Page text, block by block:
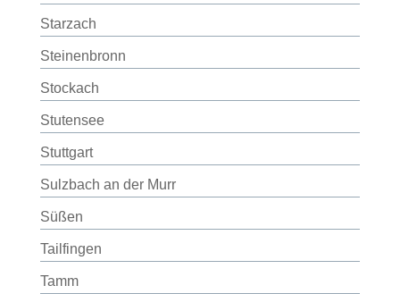
Starzach
Steinenbronn
Stockach
Stutensee
Stuttgart
Sulzbach an der Murr
Süßen
Tailfingen
Tamm